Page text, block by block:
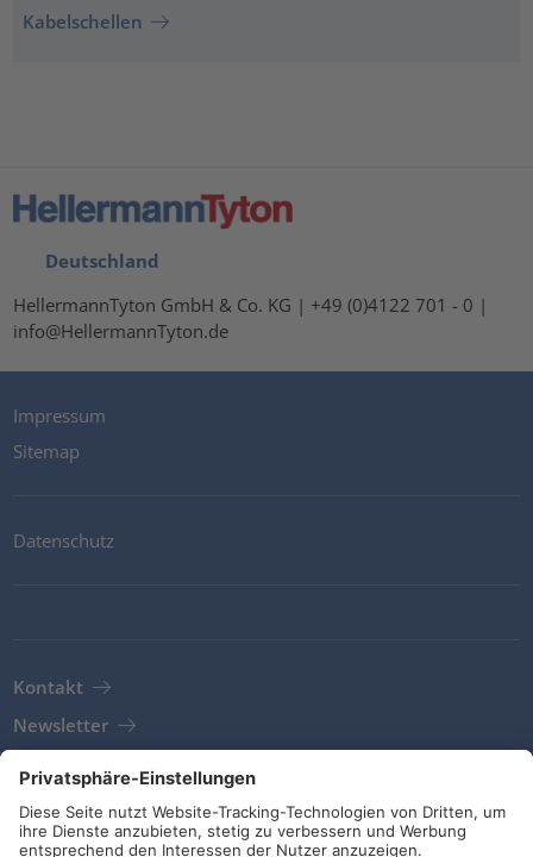
Kabelschellen
Deutschland
HellermannTyton GmbH & Co. KG | +49 (0)4122 701 - 0 |
info@HellermannTyton.de
Impressum
Sitemap
Datenschutz
Kontakt
Newsletter
AGB
Richtlinien und Bekentnisse